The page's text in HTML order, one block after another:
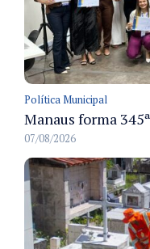
Política Municipal
07/08/2026